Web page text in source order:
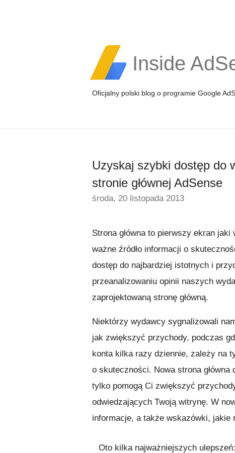
Inside
Oficjalny polski blog o programie Google
Uzyskaj szybki dostęp do
stronie głównej AdSense
środa, 20 listopada 2013
Strona główna to pierwszy ekran
ważne źródło informacji o
dostęp do najbardziej istotnych i
przeanalizowaniu opinii naszych
zaprojektowaną stronę główną.
Niektórzy wydawcy sygnalizowali
jak zwiększyć przychody, podczas
konta kilka razy dziennie, zależy na
o skuteczności. Nowa strona
tylko pomogą Ci zwiększyć
odwiedzających Twoją witrynę. W
informacje, a także wskazówki, jakie
Oto kilka najważniejszych ulepszeń: